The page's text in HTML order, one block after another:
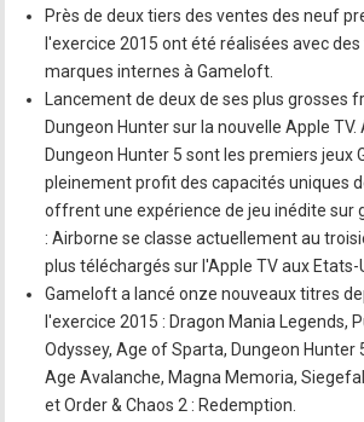
Près de deux tiers des ventes des neuf
l'exercice 2015 ont été réalisées avec
marques internes à Gameloft.
Lancement de deux de ses plus grosses
Dungeon Hunter sur la nouvelle Apple
Dungeon Hunter 5 sont les premiers jeux
pleinement profit des capacités uniques
offrent une expérience de jeu inédite sur
: Airborne se classe actuellement au
plus téléchargés sur l'Apple TV aux Etats-
Gameloft a lancé onze nouveaux titres
l'exercice 2015 : Dragon Mania Legends,
Odyssey, Age of Sparta, Dungeon Hunter
Age Avalanche, Magna Memoria,
et Order & Chaos 2 : Redemption.